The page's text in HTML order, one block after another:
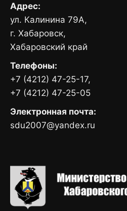
Адрес:
ул. Калинина 79А,
г. Хабаровск,
Хабаровский край
Телефоны:
+7 (4212) 47-25-17,
+7 (4212) 47-25-05
Электронная почта:
sdu2007@yandex.ru